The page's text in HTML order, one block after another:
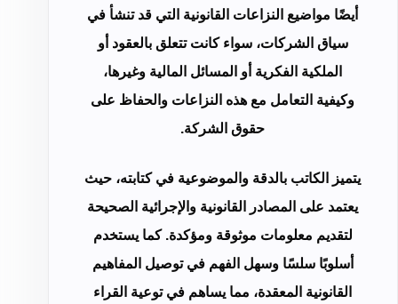
أيضًا مواضيع النزاعات القانونية التي قد تنشأ في
سياق الشركات، سواء كانت تتعلق بالعقود أو
الملكية الفكرية أو المسائل المالية وغيرها،
وكيفية التعامل مع هذه النزاعات والحفاظ على
حقوق الشركة.
يتميز الكاتب بالدقة والموضوعية في كتابته، حيث
يعتمد على المصادر القانونية والإجرائية الصحيحة
لتقديم معلومات موثوقة ومؤكدة. كما يستخدم
أسلوبًا سلسًا وسهل الفهم في توصيل المفاهيم
القانونية المعقدة، مما يساهم في توعية القراء